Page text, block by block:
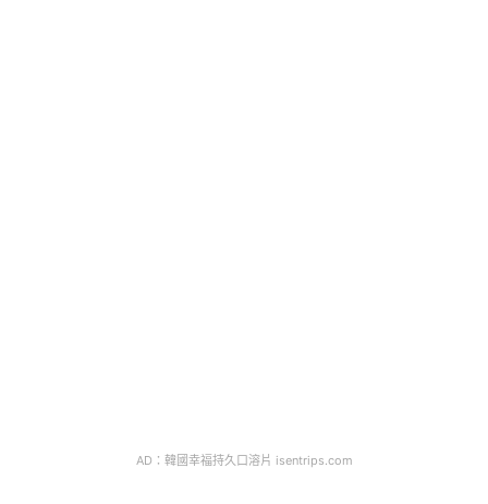
AD：韓國幸福持久口溶片 isentrips.com